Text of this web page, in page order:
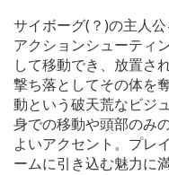
サイボーグ(？)の主人
アクションシューティ
して移動でき、放置さ
撃ち落としてその体を
動という破天荒なビジ
身での移動や頭部のみ
よいアクセント。プレ
ームに引き込む魅力に